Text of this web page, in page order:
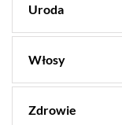
Uroda
Włosy
Zdrowie